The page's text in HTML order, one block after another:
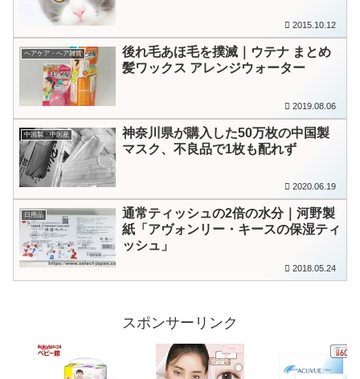
2015.10.12
ヘアケア・ヘア雑貨
後れ毛あほ毛を撲滅｜ウテナ まとめ
髪ワックス アレンジウォーター
2019.08.06
中国製・中国産
神奈川県が購入した50万枚の中国製
マスク、不良品で1枚も配れず
2020.06.19
日用品
通常ティッシュの2倍の水分｜河野製
紙「アヴォンリー・キースの保湿ティ
ッシュ」
2018.05.24
スポンサーリンク